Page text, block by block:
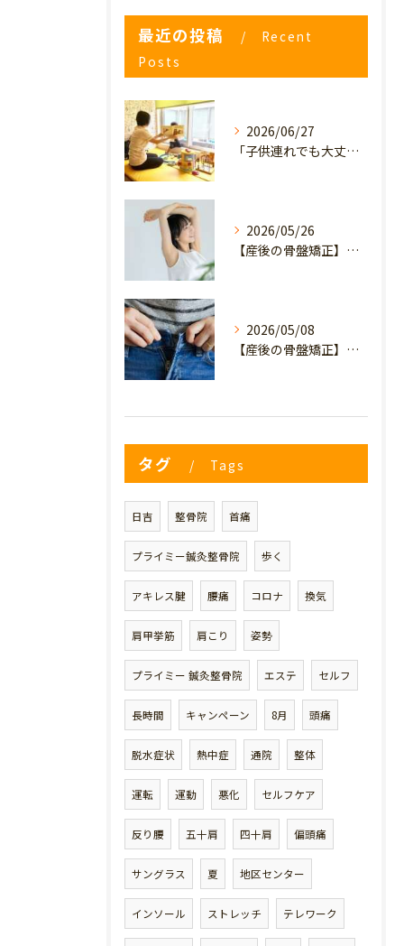
最近の投稿
Recent
Posts
2026/06/27
「子供連れでも大丈夫？」産後の腰痛・体型崩れに悩むママが、プライミー鍼灸整骨院を選ぶ3つの理由
2026/05/26
【産後の骨盤矯正】産後の原因不明なイライラ・疲れやすさは骨盤のせい？心と体を軽くするヒント
2026/05/08
【産後の骨盤矯正】妊娠前のデニムが履けない…
タグ Tags
日吉 整骨院 首痛
プライミー鍼灸整骨院 歩く
アキレス腱 腰痛 コロナ 換気
肩甲挙筋 肩こり 姿勢
プライミー 鍼灸整骨院 エステ セルフ
長時間 キャンペーン 8月 頭痛
脱水症状 熱中症 通院 整体
運転 運動 悪化 セルフケア
反り腰 五十肩 四十肩 偏頭痛
サングラス 夏 地区センター
インソール ストレッチ テレワーク